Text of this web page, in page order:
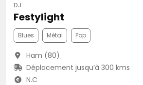
DJ
Festylight
Blues Métal Pop
Ham (80)
Déplacement jusqu’à 300 kms
N.C